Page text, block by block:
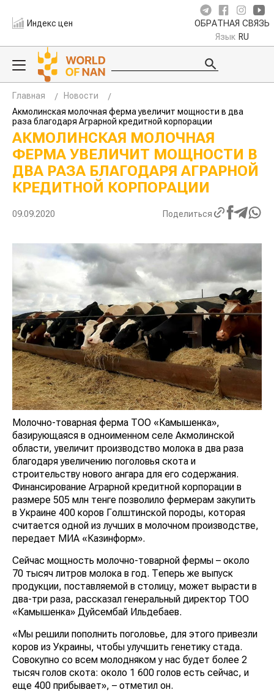
Индекс цен ОБРАТНАЯ СВЯЗЬ
Язык RU
Главная
Новости
Акмолинская молочная ферма увеличит мощности в два
раза благодаря Аграрной кредитной корпорации
АКМОЛИНСКАЯ МОЛОЧНАЯ
ФЕРМА УВЕЛИЧИТ МОЩНОСТИ В
ДВА РАЗА БЛАГОДАРЯ АГРАРНОЙ
КРЕДИТНОЙ КОРПОРАЦИИ
09.09.2020 Поделиться
Молочно-товарная ферма ТОО «Камышенка»,
базирующаяся в одноименном селе Акмолинской
области, увеличит производство молока в два раза
благодаря увеличению поголовья скота и
строительству нового ангара для его содержания.
Финансирование Аграрной кредитной корпорации в
размере 505 млн тенге позволило фермерам закупить
в Украине 400 коров Голштинской породы, которая
считается одной из лучших в молочном производстве,
передает МИА «Казинформ».
Сейчас мощность молочно-товарной фермы – около
70 тысяч литров молока в год. Теперь же выпуск
продукции, поставляемой в столицу, может вырасти в
два-три раза, рассказал генеральный директор ТОО
«Камышенка» Дуйсембай Ильдебаев.
«Мы решили пополнить поголовье, для этого привезли
коров из Украины, чтобы улучшить генетику стада.
Совокупно со всем молодняком у нас будет более 2
тысяч голов скота: около 1 600 голов есть сейчас, и
еще 400 прибывает», – отметил он.